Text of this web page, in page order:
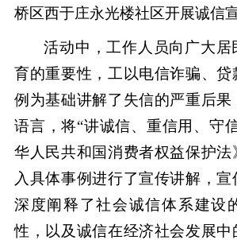
桥区西于庄永光楼社区开展诚信
活动中，工作人员向广大居
育的重要性，工以电信诈骗、贷
例为基础讲解了失信的严重后果
语言，将“讲诚信、重信用、守
华人民共和国消费者权益保护法
入具体事例进行了宣传讲解，宣
深度阐释了社会诚信体系建设
性，以及诚信在经济社会发展